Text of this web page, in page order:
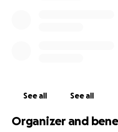
See all See all
Organizer and